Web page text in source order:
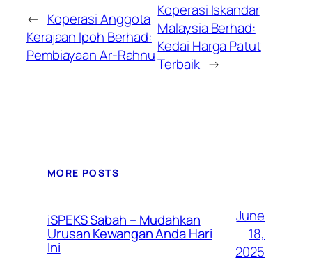
← Koperasi Anggota
Kerajaan Ipoh Berhad:
Pembiayaan Ar-Rahnu
Koperasi Iskandar
Malaysia Berhad:
Kedai Harga Patut
Terbaik →
MORE POSTS
iSPEKS Sabah – Mudahkan
Urusan Kewangan Anda Hari
Ini
June
18,
2025